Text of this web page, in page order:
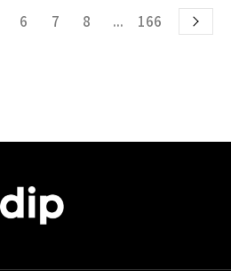
6 7 8 ... 166